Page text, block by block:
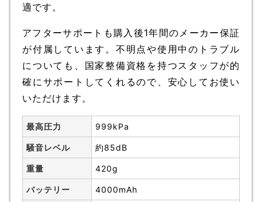
適です。
アフターサポートも購入後1年間のメーカー保証
が付属しています。不明点や使用中のトラブル
についても、国家整備資格を持つスタッフが的
確にサポートしてくれるので、安心してお使い
いただけます。
最高圧力 999kPa
騒音レベル 約85dB
重量 420g
バッテリー 4000mAh